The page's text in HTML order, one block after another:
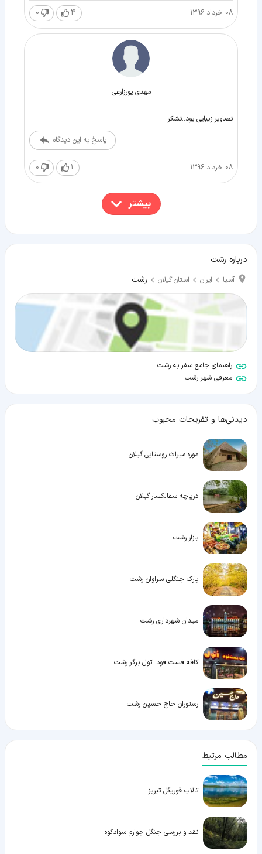
08 خرداد 1396 4
0
مهدی پورزارعی
تصاویر زیبایی بود..تشکر
پاسخ به این دیدگاه
08 خرداد 1396 1
0
بیشتر
درباره رشت
آسیا ایران استان گیلان رشت
راهنمای جامع سفر به رشت
معرفی شهر رشت
دیدنی‌ها و تفریحات محبوب
موزه میراث روستایی گیلان
دریاچه سقالکسار گیلان
بازار رشت
پارک جنگلی سراوان رشت
میدان شهرداری رشت
کافه فست فود اتول برگر رشت
رستوران حاج حسین رشت
مطالب مرتبط
تالاب قوریگل تبریز
نقد و بررسی جنگل جوارم سوادکوه